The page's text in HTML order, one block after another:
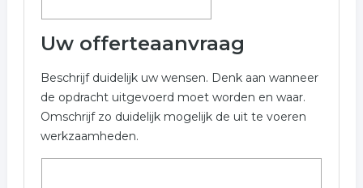
Uw offerteaanvraag
Beschrijf duidelijk uw wensen. Denk aan wanneer
de opdracht uitgevoerd moet worden en waar.
Omschrijf zo duidelijk mogelijk de uit te voeren
werkzaamheden.